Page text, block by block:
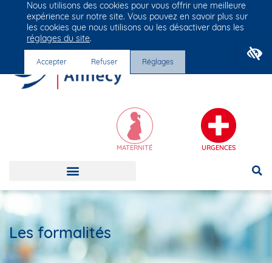
Groupe Vivalto Santé
Entre nous, la vie
MATERNITÉ URGENCES
Les formalités
Nous utilisons des cookies pour vous offrir une meilleure
expérience sur notre site. Vous pouvez en savoir plus sur
les cookies que nous utilisons ou les désactiver dans les
réglages du site.
Accepter Refuser Réglages